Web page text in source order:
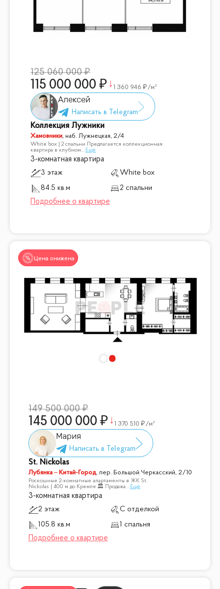
125 060 000
115 000 000 1 360 946 /м²
Алексей
Коллекция Лужники
Хамовники,наб. Лужнецкая, 2/4
White box | 2 спальни Предлагается коллекционная
квартира в клубном... Ещё
3-комнатная квартира
3 этаж
White box
84.5 кв.м
2 спальни
Цена снижена
149 500 000
145 000 000 1 370 510 /м²
Мария
St. Nickolas
Лубянка – Китай-Город, пер. Большой Черкасский, 2/10
Роскошные 2-комнатные апартаменты в ЖК St.
Nickolas | 400 м до Кремля 🏛 Продажа... Ещё
3-комнатная квартира
2 этаж
С отделкой
105.8 кв.м
1 спальня